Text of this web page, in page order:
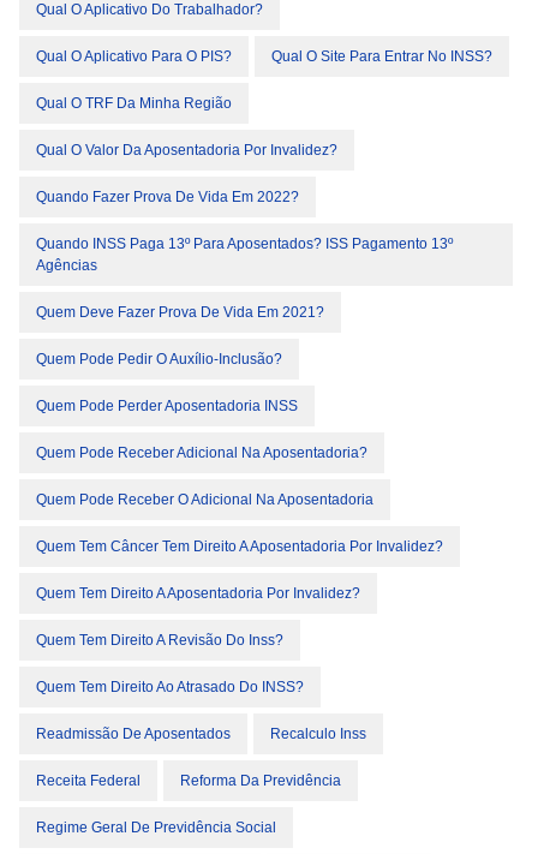
Qual O Aplicativo Do Trabalhador?
Qual O Aplicativo Para O PIS? Qual O Site Para Entrar No INSS?
Qual O TRF Da Minha Região
Qual O Valor Da Aposentadoria Por Invalidez?
Quando Fazer Prova De Vida Em 2022?
Quando INSS Paga 13º Para Aposentados? ISS Pagamento 13º
Agências
Quem Deve Fazer Prova De Vida Em 2021?
Quem Pode Pedir O Auxílio-Inclusão?
Quem Pode Perder Aposentadoria INSS
Quem Pode Receber Adicional Na Aposentadoria?
Quem Pode Receber O Adicional Na Aposentadoria
Quem Tem Câncer Tem Direito A Aposentadoria Por Invalidez?
Quem Tem Direito A Aposentadoria Por Invalidez?
Quem Tem Direito A Revisão Do Inss?
Quem Tem Direito Ao Atrasado Do INSS?
Readmissão De Aposentados Recalculo Inss
Receita Federal Reforma Da Previdência
Regime Geral De Previdência Social